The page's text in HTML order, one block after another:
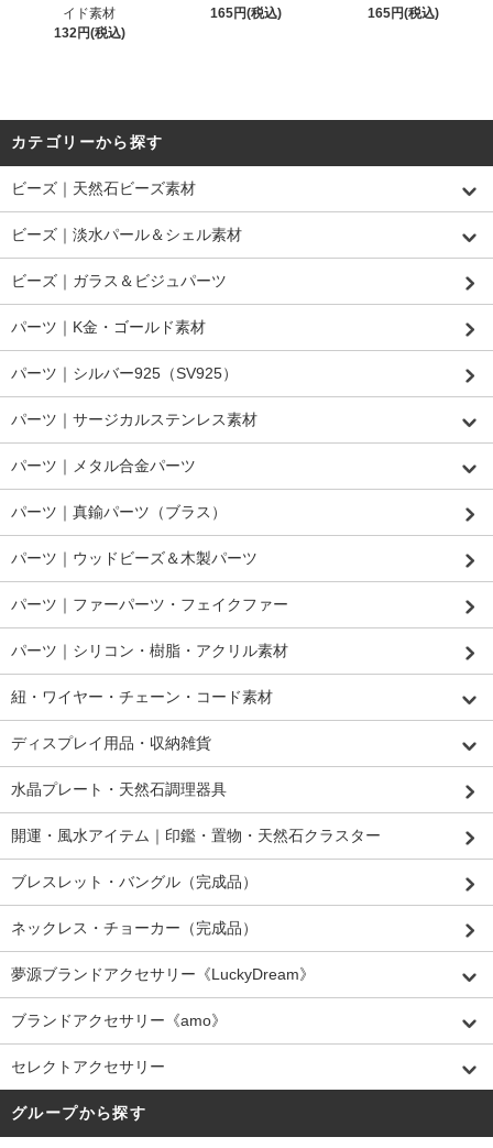
イド素材
132円(税込)
165円(税込)
165円(税込)
カテゴリーから探す
ビーズ｜天然石ビーズ素材
ビーズ｜淡水パール＆シェル素材
ビーズ｜ガラス＆ビジュパーツ
パーツ｜K金・ゴールド素材
パーツ｜シルバー925（SV925）
パーツ｜サージカルステンレス素材
パーツ｜メタル合金パーツ
パーツ｜真鍮パーツ（ブラス）
パーツ｜ウッドビーズ＆木製パーツ
パーツ｜ファーパーツ・フェイクファー
パーツ｜シリコン・樹脂・アクリル素材
紐・ワイヤー・チェーン・コード素材
ディスプレイ用品・収納雑貨
水晶プレート・天然石調理器具
開運・風水アイテム｜印鑑・置物・天然石クラスター
ブレスレット・バングル（完成品）
ネックレス・チョーカー（完成品）
夢源ブランドアクセサリー《LuckyDream》
ブランドアクセサリー《amo》
セレクトアクセサリー
グループから探す